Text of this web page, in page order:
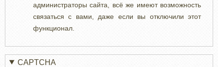
администраторы сайта, всё же имеют возможность
связаться с вами, даже если вы отключили этот
функционал.
CAPTCHA